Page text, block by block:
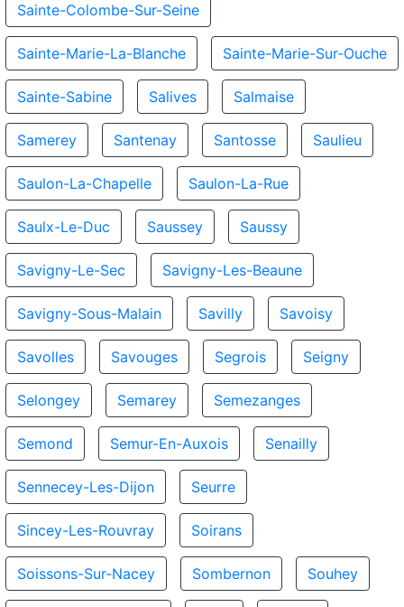
Sainte-Colombe-Sur-Seine
Sainte-Marie-La-Blanche Sainte-Marie-Sur-Ouche
Sainte-Sabine Salives Salmaise
Samerey Santenay Santosse Saulieu
Saulon-La-Chapelle Saulon-La-Rue
Saulx-Le-Duc Saussey Saussy
Savigny-Le-Sec Savigny-Les-Beaune
Savigny-Sous-Malain Savilly Savoisy
Savolles Savouges Segrois Seigny
Selongey Semarey Semezanges
Semond Semur-En-Auxois Senailly
Sennecey-Les-Dijon Seurre
Sincey-Les-Rouvray Soirans
Soissons-Sur-Nacey Sombernon Souhey